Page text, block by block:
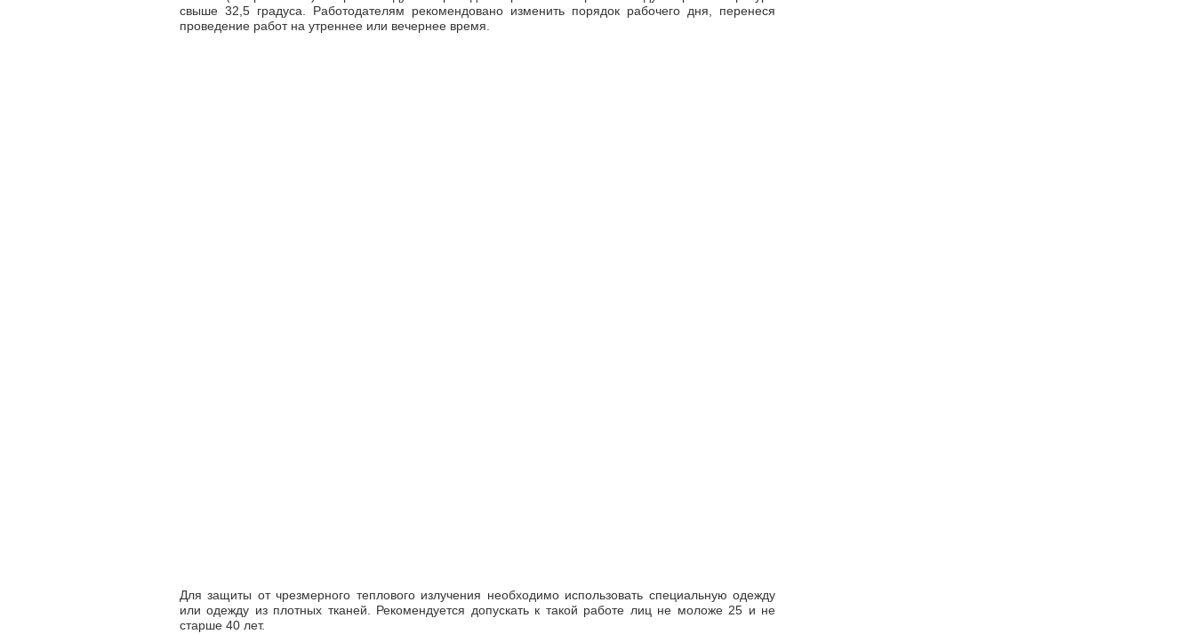
свыше 32,5 градуса. Работодателям рекомендовано изменить порядок рабочего дня, перенеся
проведение работ на утреннее или вечернее время.
Для защиты от чрезмерного теплового излучения необходимо использовать специальную одежду
или одежду из плотных тканей. Рекомендуется допускать к такой работе лиц не моложе 25 и не
старше 40 лет.